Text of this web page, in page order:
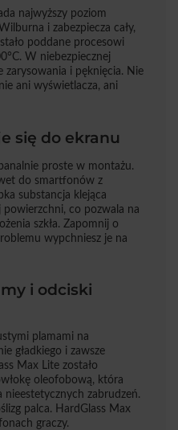
najwyższy poziom
i zabezpiecza cały,
poddane procesowi
W niebezpiecznej
zarysowania i pęknięcia. Nie
ani wyświetlacza, ani
się do ekranu
proste w montażu.
do smartfonów z
substancja klejąca
powierzchni, co pozwala na
szkła. Zapomnij o
wypchniesz je na
i odciski
plamami na
gładkiego i zawsze
Max Lite zostało
oleofobową, która
zabrudzeń.
palca. HardGlass Max
graczy.